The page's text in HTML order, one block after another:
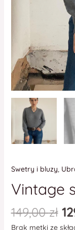
Swetry i bluzy,
Vintage
149,00zł
Brak metki ze